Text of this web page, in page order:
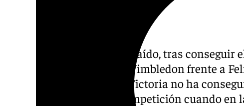
Alejandro Davidovich ha caído, tras conseguir
historia en Mallorca, en Wimbledon frente a
tenista del Rincón de La Victoria no ha
rival y se despide de la competición cuando